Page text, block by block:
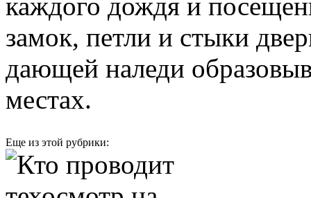
замок, петли и стыки
дающей наледи
местах.
Еще из этой рубрики: